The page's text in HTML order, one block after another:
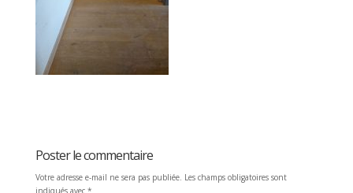
Poster le commentaire
Votre adresse e-mail ne sera pas publiée. Les champs obligatoires sont
indiqués avec *